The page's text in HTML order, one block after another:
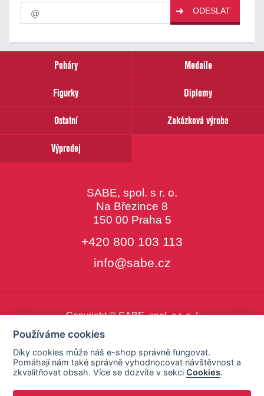
Pro
odběr
našich
email
ODESLAT
Poháry
Medaile
Figurky
Diplomy
Ostatní
Zakázková výroba
Výprodej
SABE, spol. s r. o.
Na Březince 8
150 00 Praha 5
+420 800 103 113
info@sabe.cz
Copyright © SABE, spol. s r. o. |
Používáme cookies
Díky cookies může náš e-shop správně fungovat.
Pomáhají nám také správně vyhodnocovat návštěvnost a
zkvalitňovat obsah. Více se dozvíte v sekciCookies.